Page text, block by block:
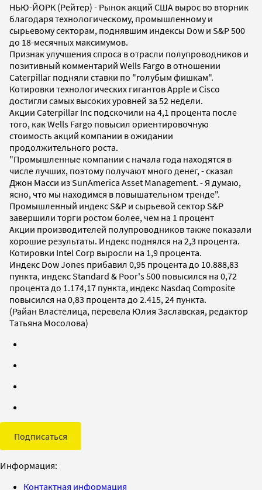
НЬЮ-ЙОРК (Рейтер) - Рынок акций США вырос во вторник
благодаря технологическому, промышленному и
сырьевому секторам, поднявшим индексы Dow и S&P 500
до 18-месячных максимумов.
Признак улучшения спроса в отрасли полупроводников и
позитивный комментарий Wells Fargo в отношении
Caterpillar подняли ставки по "голубым фишкам".
Котировки технологических гигантов Apple и Cisco
достигли самых высоких уровней за 52 недели.
Акции Caterpillar Inc подскочили на 4,1 процента после
того, как Wells Fargo повысил ориентировочную
стоимость акций компании в ожидании
продолжительного роста.
"Промышленные компании с начала года находятся в
числе лучших, поэтому получают много денег, - сказал
Джон Масси из SunAmerica Asset Management. - Я думаю,
ясно, что мы находимся в повышательном тренде".
Промышленный индекс S&P и сырьевой сектор S&P
завершили торги ростом более, чем на 1 процент
Акции производителей полупроводников также показали
хорошие результаты. Индекс поднялся на 2,3 процента.
Котировки Intel Corp выросли на 1,9 процента.
Индекс Dow Jones прибавил 0,95 процента до 10.888,83
пункта, индекс Standard & Poor's 500 повысился на 0,72
процента до 1.174,17 пункта, индекс Nasdaq Composite
повысился на 0,83 процента до 2.415, 24 пункта.
(Райан Властелица, перевела Юлия Заславская, редактор
Татьяна Мосолова)
Подписаться
Информация:
Контактная информация